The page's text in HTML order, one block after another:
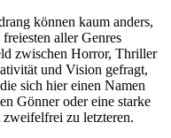
können kaum anders,
aller Genres
zwischen Horror, Thriller
und Vision gefragt,
sich hier einen Namen
Gönner oder eine starke
zu letzteren.